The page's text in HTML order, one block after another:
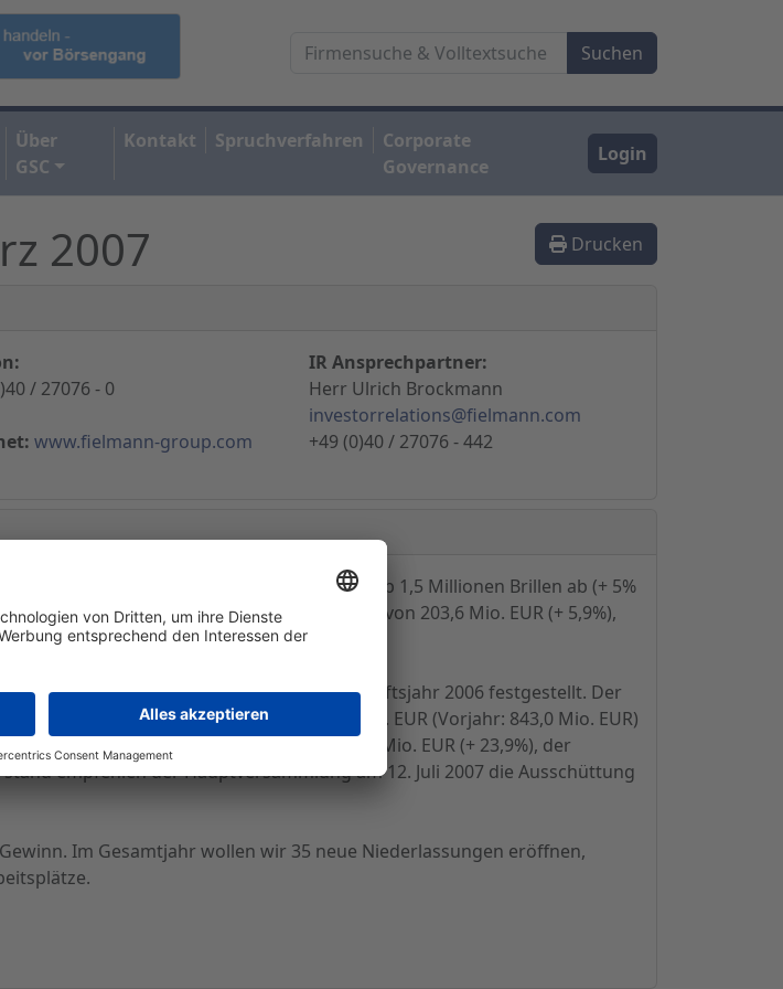
Über
GSC
Kontakt Spruchverfahren
Corporate
Governance
Login
Drucken
2007
/ 27076 - 0
www.fielmann-group.com
IR Ansprechpartner:
Herr Ulrich Brockmann
investorrelations@fielmann.com
+49 (0)40 / 27076 - 442
2007 haben sich erfüllt. Fielmann gab 1,5 Millionen Brillen ab (+ 5%
Mio. EUR (+ 7,7%), einen Konzernumsatz von 203,6 Mio. EUR (+ 5,9%),
von 19,3 Mio. EUR (+ 14,7%).
und Konzernabschluss für das Geschäftsjahr 2006 festgestellt. Der
erzielte einen Außenumsatz von 913,4 Mio. EUR (Vorjahr: 843,0 Mio. EUR)
Der Gewinn vor Steuern stieg auf 106,9 Mio. EUR (+ 23,9%), der
empfehlen der Hauptversammlung am 12. Juli 2007 die Ausschüttung
Im Gesamtjahr wollen wir 35 neue Niederlassungen eröffnen,